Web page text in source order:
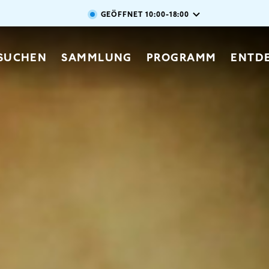
Direkt zum Inhalt
SAMMLUNG PROGRAMM
GEÖFFNET 10:00-18:00